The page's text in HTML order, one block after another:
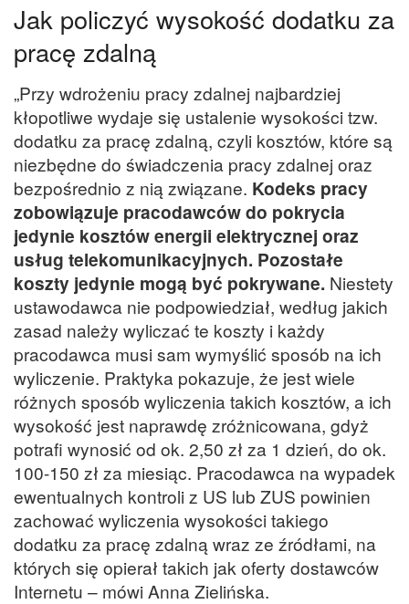
Jak policzyć wysokość dodatku za
pracę zdalną
„Przy wdrożeniu pracy zdalnej najbardziej
kłopotliwe wydaje się ustalenie wysokości tzw.
dodatku za pracę zdalną, czyli kosztów, które są
niezbędne do świadczenia pracy zdalnej oraz
bezpośrednio z nią związane. Kodeks pracy
zobowiązuje pracodawców do pokrycia
jedynie kosztów energii elektrycznej oraz
usług telekomunikacyjnych. Pozostałe
koszty jedynie mogą być pokrywane. Niestety
ustawodawca nie podpowiedział, według jakich
zasad należy wyliczać te koszty i każdy
pracodawca musi sam wymyślić sposób na ich
wyliczenie. Praktyka pokazuje, że jest wiele
różnych sposób wyliczenia takich kosztów, a ich
wysokość jest naprawdę zróżnicowana, gdyż
potrafi wynosić od ok. 2,50 zł za 1 dzień, do ok.
100-150 zł za miesiąc. Pracodawca na wypadek
ewentualnych kontroli z US lub ZUS powinien
zachować wyliczenia wysokości takiego
dodatku za pracę zdalną wraz ze źródłami, na
których się opierał takich jak oferty dostawców
Internetu – mówi Anna Zielińska.